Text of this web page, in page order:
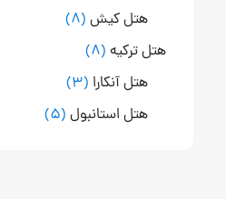
هتل کیش (8)
هتل ترکیه (8)
هتل آنکارا (3)
هتل استانبول (5)